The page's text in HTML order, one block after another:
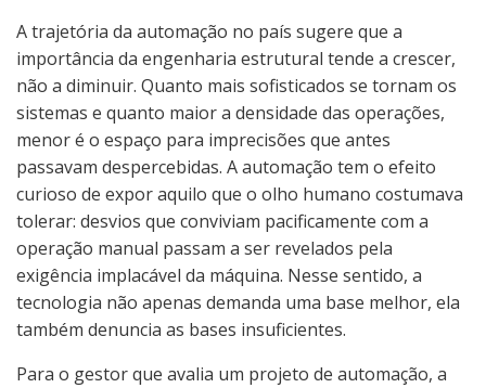
A trajetória da automação no país sugere que a
importância da engenharia estrutural tende a crescer,
não a diminuir. Quanto mais sofisticados se tornam os
sistemas e quanto maior a densidade das operações,
menor é o espaço para imprecisões que antes
passavam despercebidas. A automação tem o efeito
curioso de expor aquilo que o olho humano costumava
tolerar: desvios que conviviam pacificamente com a
operação manual passam a ser revelados pela
exigência implacável da máquina. Nesse sentido, a
tecnologia não apenas demanda uma base melhor, ela
também denuncia as bases insuficientes.
Para o gestor que avalia um projeto de automação, a